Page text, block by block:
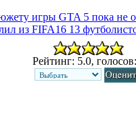
игры GTA 5 пока не
из FIFA16 13
Рейтинг: 5.0,